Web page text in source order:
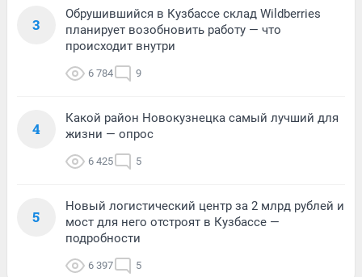
3
Обрушившийся в Кузбассе склад Wildberries
планирует возобновить работу — что
происходит внутри
6 784 9
4
Какой район Новокузнецка самый лучший для
жизни — опрос
6 425 5
5
Новый логистический центр за 2 млрд рублей и
мост для него отстроят в Кузбассе —
подробности
6 397 5